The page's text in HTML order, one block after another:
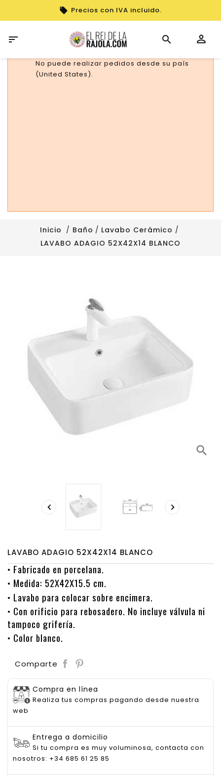
Precios con IVA incluido.

No puede realizar pedidos desde su país
(United States).
Inicio Baño
Lavabo Cerámico
LAVABO ADAGIO 52X42X14 BLANCO
search
 
LAVABO ADAGIO 52X42X14 BLANCO
• Fabricado en porcelana.
• Medida: 52X42X15.5 cm.
• Lavabo para colocar sobre encimera.
• Con orificio para rebosadero. No incluye válvula ni
tampoco grifería.
• Color blanco.
Comparte
Compra en línea
Realiza tus compras pagando desde nuestra
web
Entrega a domicilio
Si tu compra es muy voluminosa, contacta con
nosotros: +34 685 61 25 85